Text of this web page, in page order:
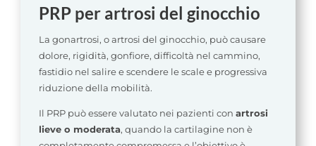
PRP per artrosi del ginocchio
La gonartrosi, o artrosi del ginocchio, può causare
dolore, rigidità, gonfiore, difficoltà nel cammino,
fastidio nel salire e scendere le scale e progressiva
riduzione della mobilità.
Il PRP può essere valutato nei pazienti con artrosi
lieve o moderata, quando la cartilagine non è